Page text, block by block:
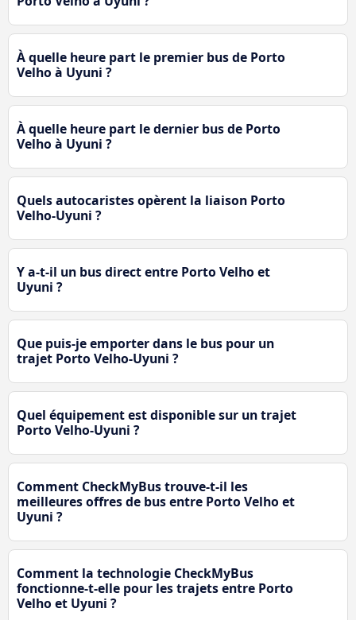
À quelle heure part le premier bus de Porto
Velho à Uyuni ?
À quelle heure part le dernier bus de Porto
Velho à Uyuni ?
Quels autocaristes opèrent la liaison Porto
Velho-Uyuni ?
Y a-t-il un bus direct entre Porto Velho et
Uyuni ?
Que puis-je emporter dans le bus pour un
trajet Porto Velho-Uyuni ?
Quel équipement est disponible sur un trajet
Porto Velho-Uyuni ?
Comment CheckMyBus trouve-t-il les
meilleures offres de bus entre Porto Velho et
Uyuni ?
Comment la technologie CheckMyBus
fonctionne-t-elle pour les trajets entre Porto
Velho et Uyuni ?